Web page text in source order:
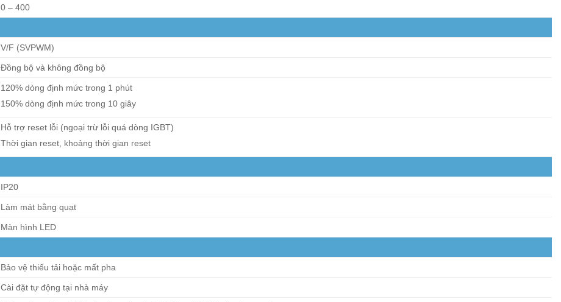
0 – 400
V/F (SVPWM)
Đồng bộ và không đồng bộ
120% dòng định mức trong 1 phút
150% dòng định mức trong 10 giây
Hỗ trợ reset lỗi (ngoại trừ lỗi quá dòng IGBT)
Thời gian reset, khoảng thời gian reset
IP20
Làm mát bằng quạt
Màn hình LED
Bảo vệ thiếu tải hoặc mất pha
Cài đặt tự động tại nhà máy